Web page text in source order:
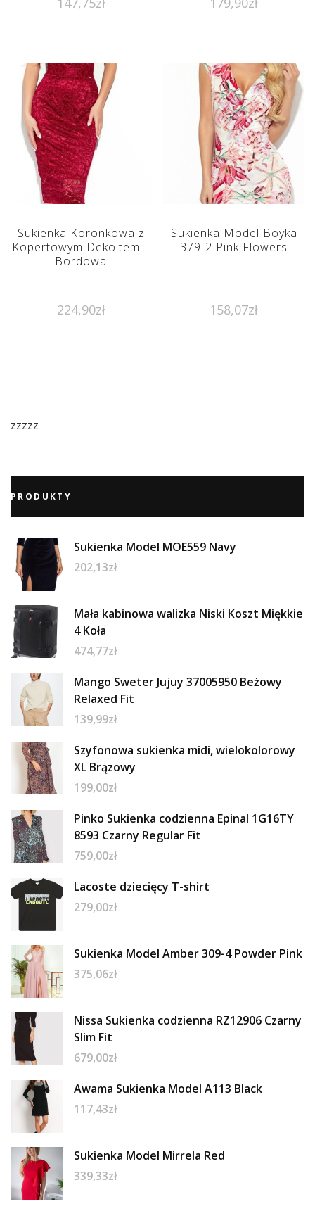
Sukienka Koronkowa z
Kopertowym Dekoltem –
Bordowa
224,90zł
Sukienka Model Boyka
379-2 Pink Flowers
158,07zł
zzzzz
PRODUKTY
Sukienka Model MOE559 Navy
202,13zł
Mała kabinowa walizka Niski Koszt Miękkie
4 Koła
474,77zł
Mango Sweter Jujuy 37005950 Beżowy
Relaxed Fit
139,99zł
Szyfonowa sukienka midi, wielokolorowy
XL Brązowy
199,00zł
Pinko Sukienka codzienna Epinal 1G16TY
8593 Czarny Regular Fit
759,00zł
Lacoste dziecięcy T-shirt
279,00zł
Sukienka Model Amber 309-4 Powder Pink
375,06zł
Nissa Sukienka codzienna RZ12906 Czarny
Slim Fit
679,00zł
Awama Sukienka Model A113 Black
117,43zł
Sukienka Model Mirrela Red
339,33zł